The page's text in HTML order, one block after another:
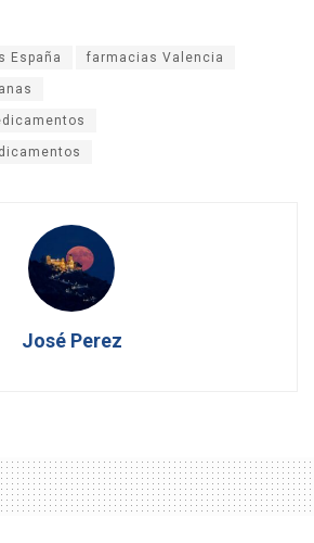
España farmacias Valencia
José Perez